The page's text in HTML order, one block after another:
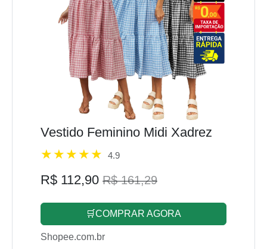
Vestido Feminino Midi Xadrez
4.9
R$ 112,90 R$ 161,29
🛒COMPRAR AGORA
Shopee.com.br